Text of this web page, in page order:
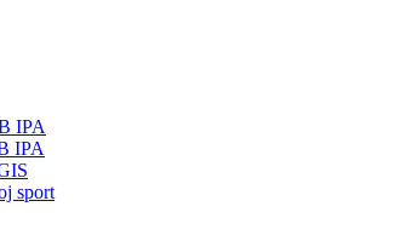
IPA
IPA
sport